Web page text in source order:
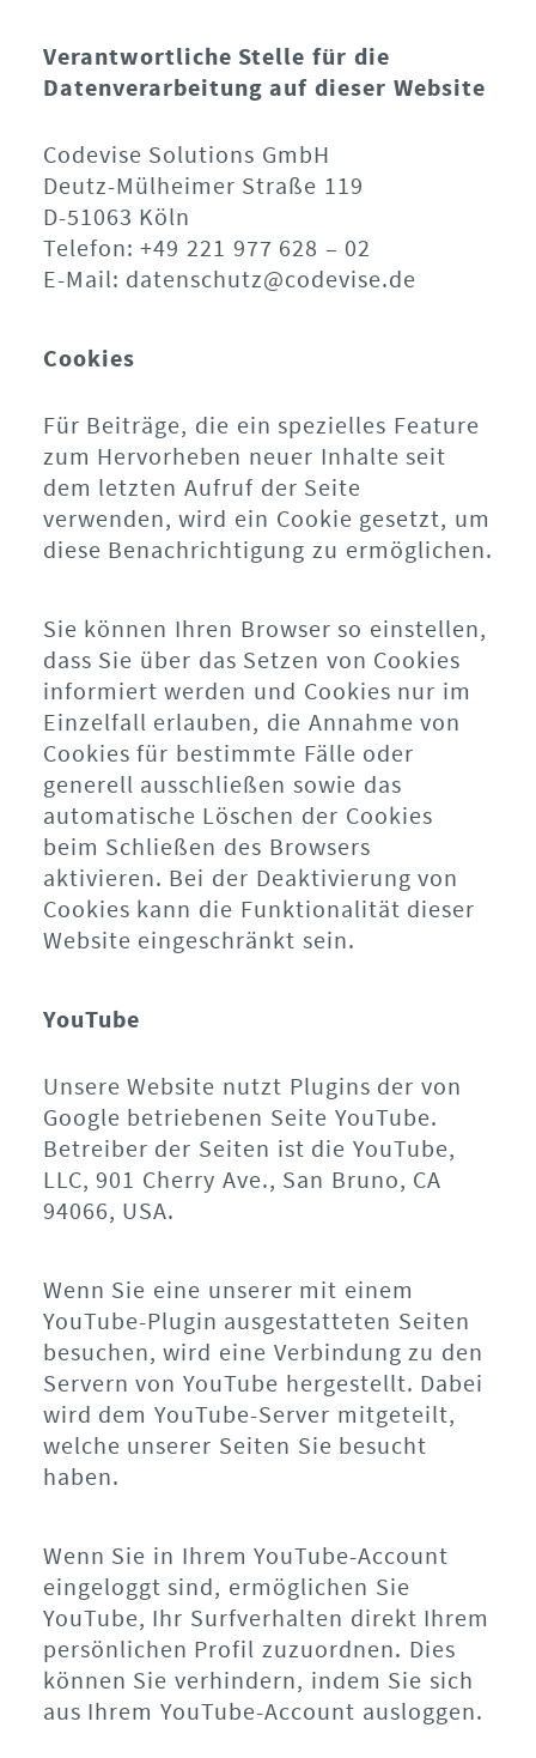
Verantwortliche Stelle für die
Datenverarbeitung auf dieser Website
Codevise Solutions GmbH
Deutz-Mülheimer Straße 119
D-51063 Köln
Telefon: +49 221 977 628 – 02
E-Mail: datenschutz@codevise.de
Cookies
Für Beiträge, die ein spezielles Feature
zum Hervorheben neuer Inhalte seit
dem letzten Aufruf der Seite
verwenden, wird ein Cookie gesetzt, um
diese Benachrichtigung zu ermöglichen.
Sie können Ihren Browser so einstellen,
dass Sie über das Setzen von Cookies
informiert werden und Cookies nur im
Einzelfall erlauben, die Annahme von
Cookies für bestimmte Fälle oder
generell ausschließen sowie das
automatische Löschen der Cookies
beim Schließen des Browsers
aktivieren. Bei der Deaktivierung von
Cookies kann die Funktionalität dieser
Website eingeschränkt sein.
YouTube
Unsere Website nutzt Plugins der von
Google betriebenen Seite YouTube.
Betreiber der Seiten ist die YouTube,
LLC, 901 Cherry Ave., San Bruno, CA
94066, USA.
Wenn Sie eine unserer mit einem
YouTube-Plugin ausgestatteten Seiten
besuchen, wird eine Verbindung zu den
Servern von YouTube hergestellt. Dabei
wird dem YouTube-Server mitgeteilt,
welche unserer Seiten Sie besucht
haben.
Wenn Sie in Ihrem YouTube-Account
eingeloggt sind, ermöglichen Sie
YouTube, Ihr Surfverhalten direkt Ihrem
persönlichen Profil zuzuordnen. Dies
können Sie verhindern, indem Sie sich
aus Ihrem YouTube-Account ausloggen.